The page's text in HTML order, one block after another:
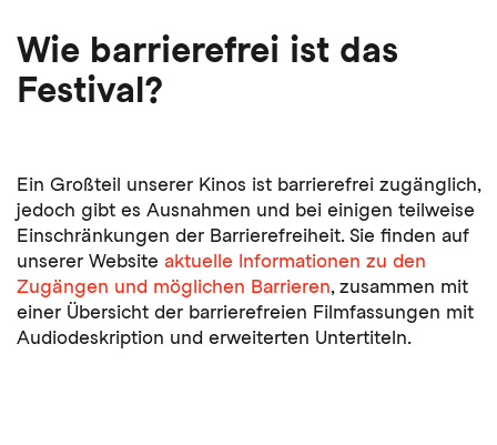
Wie barrierefrei ist das
Festival?
Ein Großteil unserer Kinos ist barrierefrei zugänglich,
jedoch gibt es Ausnahmen und bei einigen teilweise
Einschränkungen der Barrierefreiheit. Sie finden auf
unserer Website aktuelle Informationen zu den
Zugängen und möglichen Barrieren, zusammen mit
einer Übersicht der barrierefreien Filmfassungen mit
Audiodeskription und erweiterten Untertiteln.